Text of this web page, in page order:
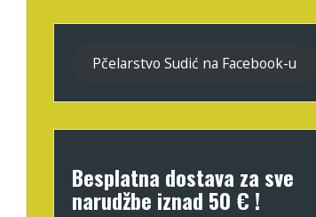
Pčelarstvo Sudić na Facebook-u
Besplatna dostava za sve
narudžbe iznad 50 € !